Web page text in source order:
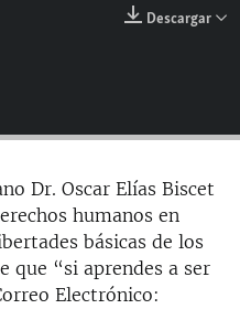
EN CUBA
LATINA
Descargar
Dr. Oscar Elías Biscet
humanos en
básicas de los
que “si aprendes a ser
Electrónico: